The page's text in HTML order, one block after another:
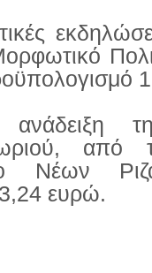
της
από
Νέων
ευρώ.